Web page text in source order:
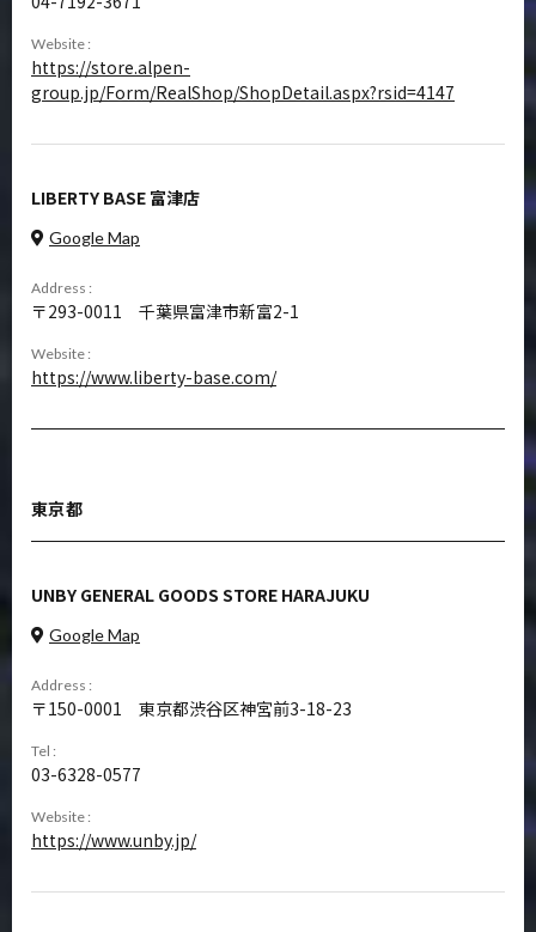
Website :
https://store.alpen-
group.jp/Form/RealShop/ShopDetail.aspx?rsid=4147
LIBERTY BASE 富津店
Google Map
Address :
293-0011 千葉県富津市新富2-1
Website :
https://www.liberty-base.com/
東京都
UNBY GENERAL GOODS STORE HARAJUKU
Google Map
Address :
150-0001 東京都渋谷区神宮前3-18-23
Tel :
03-6328-0577
Website :
https://www.unby.jp/